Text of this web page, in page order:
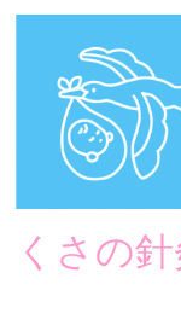
くさの